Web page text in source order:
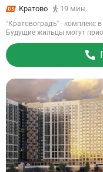
Кратово
19 мин.
“Кратовоградъ” - комплекс
Будущие жильцы могут